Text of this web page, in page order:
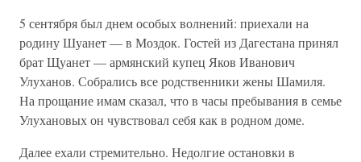
5 сентября был днем особых волнений: приехали на
родину Шуанет — в Моздок. Гостей из Дагестана принял
брат Щуанет — армянский купец Яков Иванович
Улуханов. Собрались все родственники жены Шамиля.
На прощание имам сказал, что в часы пребывания в семье
Улухановых он чувствовал себя как в родном доме.
Далее ехали стремительно. Недолгие остановки в